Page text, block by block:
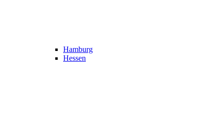
Hamburg
Hessen